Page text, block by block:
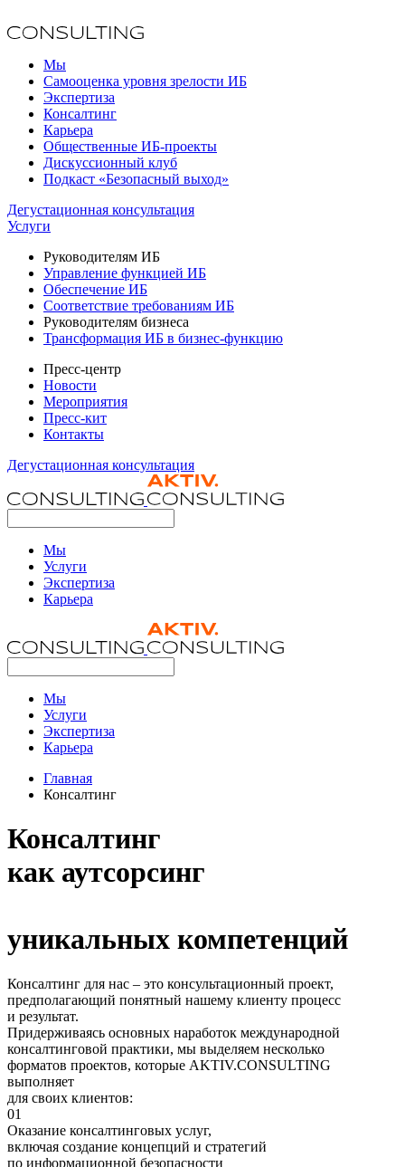
Мы
Самооценка уровня зрелости ИБ
Экспертиза
Консалтинг
Карьера
Общественные ИБ-проекты
Дискуссионный клуб
Подкаст «Безопасный выход»
Дегустационная консультация
Услуги
Руководителям ИБ
Управление функцией ИБ
Обеспечение ИБ
Соответствие требованиям ИБ
Руководителям бизнеса
Трансформация ИБ в бизнес-функцию
Пресс-центр
Новости
Мероприятия
Пресс-кит
Контакты
Дегустационная консультация
Мы
Услуги
Экспертиза
Карьера
Мы
Услуги
Экспертиза
Карьера
Главная
Консалтинг
Консалтинг
как аутсорсинг
уникальных компетенций
Консалтинг для нас – это консультационный проект,
предполагающий понятный нашему клиенту процесс
и результат.
Придерживаясь основных наработок международной
консалтинговой практики, мы выделяем несколько
форматов проектов, которые AKTIV.CONSULTING
выполняет
для своих клиентов:
01
Оказание консалтинговых услуг,
включая создание концепций и стратегий
по информационной безопасности